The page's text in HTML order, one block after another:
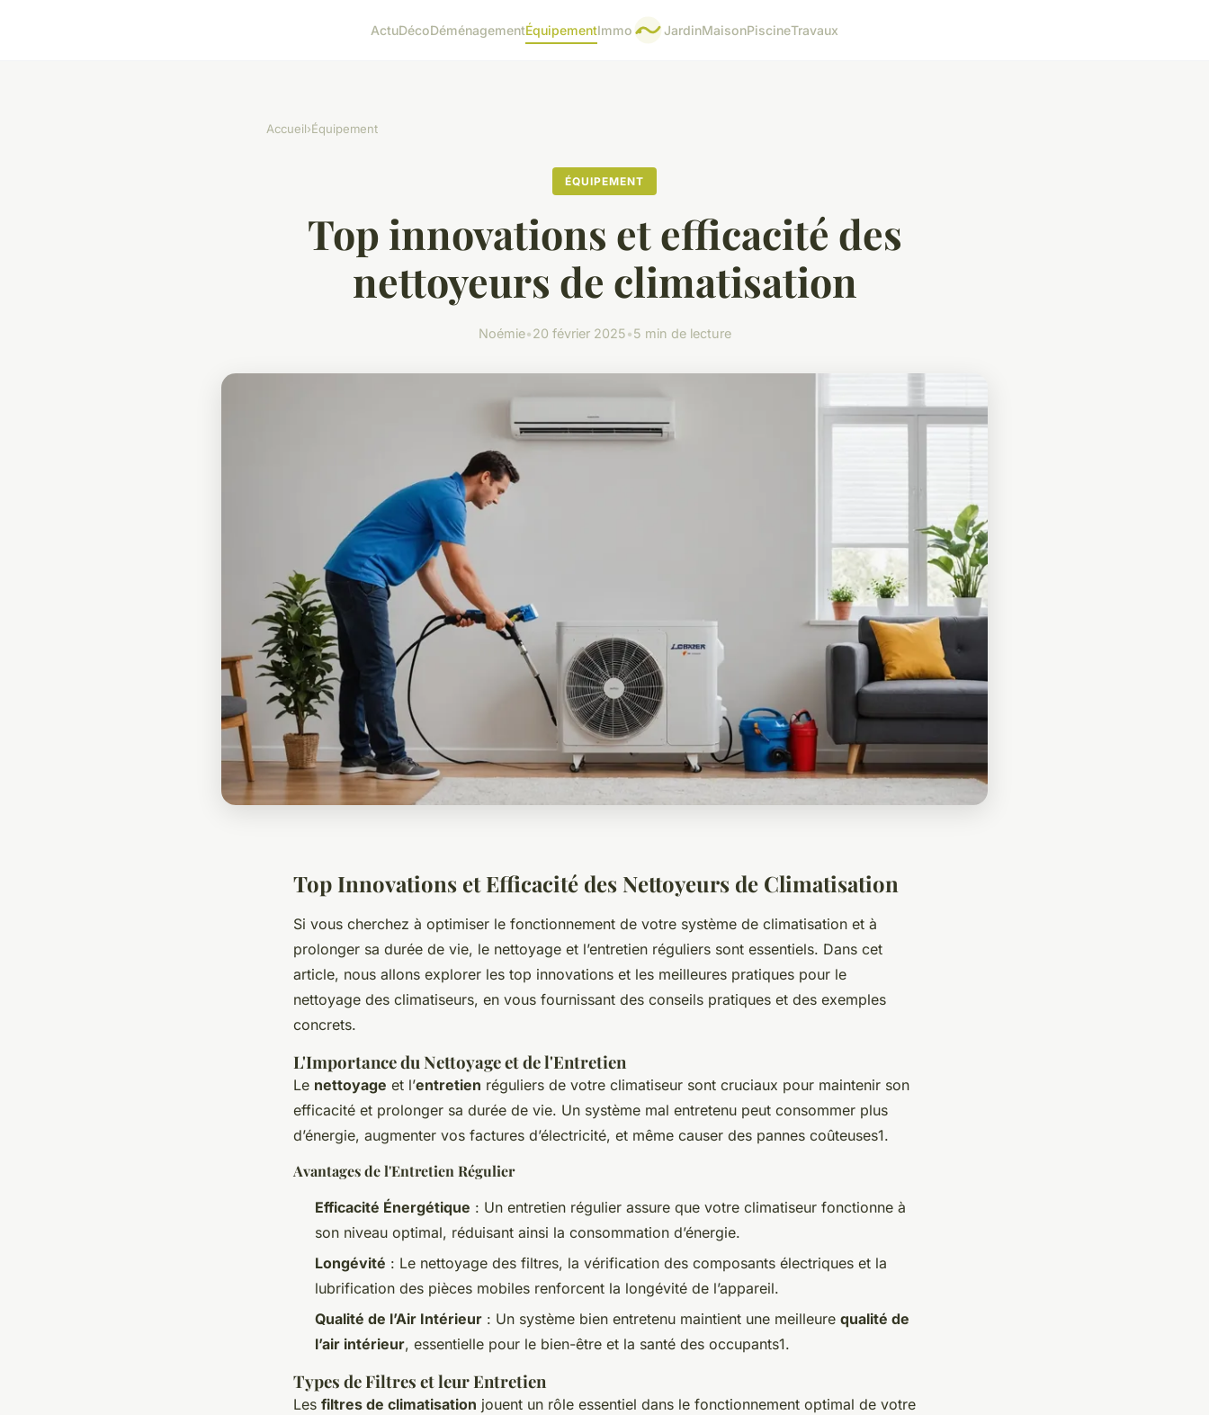
ActuDécoDéménagementÉquipementImmo JardinMaisonPiscineTravaux
Accueil›Équipement
ÉQUIPEMENT
Top innovations et efficacité des
nettoyeurs de climatisation
Noémie•20 février 2025•5 min de lecture
Top Innovations et Efficacité des Nettoyeurs de Climatisation
Si vous cherchez à optimiser le fonctionnement de votre système de climatisation et à
prolonger sa durée de vie, le nettoyage et l’entretien réguliers sont essentiels. Dans cet
article, nous allons explorer les top innovations et les meilleures pratiques pour le
nettoyage des climatiseurs, en vous fournissant des conseils pratiques et des exemples
concrets.
L'Importance du Nettoyage et de l'Entretien
Le nettoyage et l’entretien réguliers de votre climatiseur sont cruciaux pour maintenir son
efficacité et prolonger sa durée de vie. Un système mal entretenu peut consommer plus
d’énergie, augmenter vos factures d’électricité, et même causer des pannes coûteuses1.
Avantages de l'Entretien Régulier
Efficacité Énergétique : Un entretien régulier assure que votre climatiseur fonctionne à
son niveau optimal, réduisant ainsi la consommation d’énergie.
Longévité : Le nettoyage des filtres, la vérification des composants électriques et la
lubrification des pièces mobiles renforcent la longévité de l’appareil.
Qualité de l’Air Intérieur : Un système bien entretenu maintient une meilleure qualité de
l’air intérieur, essentielle pour le bien-être et la santé des occupants1.
Types de Filtres et leur Entretien
Les filtres de climatisation jouent un rôle essentiel dans le fonctionnement optimal de votre